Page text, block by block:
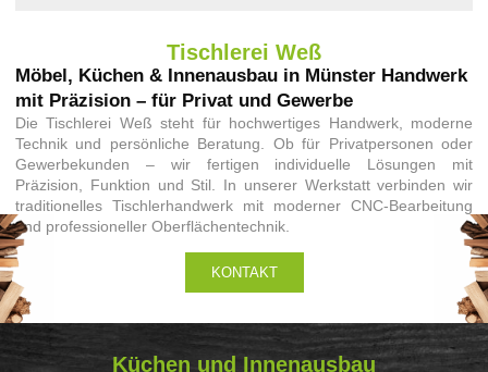
Tischlerei Weß
Möbel, Küchen & Innenausbau in Münster Handwerk
mit Präzision – für Privat und Gewerbe
Die Tischlerei Weß steht für hochwertiges Handwerk, moderne
Technik und persönliche Beratung. Ob für Privatpersonen oder
Gewerbekunden – wir fertigen individuelle Lösungen mit
Präzision, Funktion und Stil. In unserer Werkstatt verbinden wir
traditionelles Tischlerhandwerk mit moderner CNC-Bearbeitung
und professioneller Oberflächentechnik.
KONTAKT
Küchen und Innenausbau